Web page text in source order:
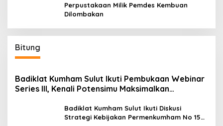
Perpustakaan Milik Pemdes Kembuan
Dilombakan
Bitung
Badiklat Kumham Sulut Ikuti Pembukaan Webinar
Series III, Kenali Potensimu Maksimalkan
Badiklat Kumham Sulut Ikuti Diskusi
Strategi Kebijakan Permenkumham No 15